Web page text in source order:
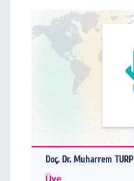
Doç. Dr. Muharrem TURP